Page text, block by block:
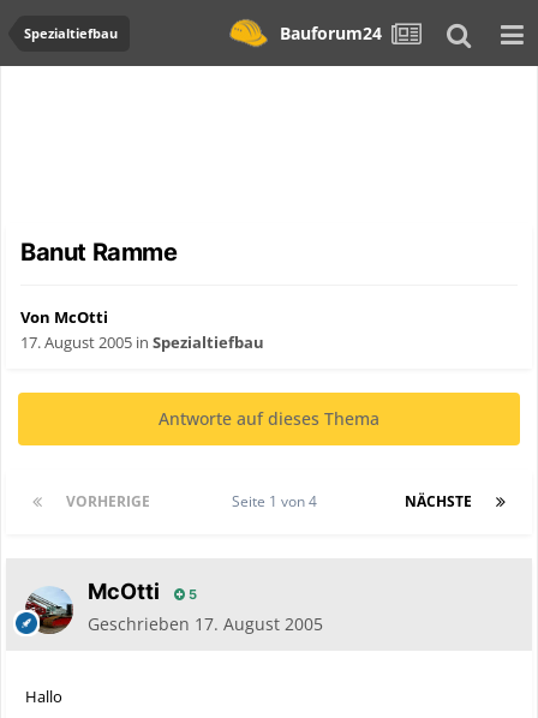
Spezialtiefbau Bauforum24
Banut Ramme
Von McOtti
17. August 2005 in Spezialtiefbau
Antworte auf dieses Thema
VORHERIGE NÄCHSTE
Seite 1 von 4
McOtti 5
Geschrieben 17. August 2005
Hallo